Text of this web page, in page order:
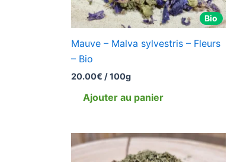
Bio
Mauve – Malva sylvestris – Fleurs
– Bio
20.00€ / 100g
Ajouter au panier